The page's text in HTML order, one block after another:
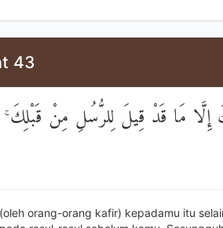
43
إِلَّا مَا قَدْ قِيلَ لِلرُّسُلِ مِنْ
orang-orang kafir) kepadamu itu